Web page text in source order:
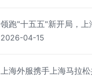
领跑"十五五"新开局，上
2026第一资源人力资源
2026-04-15
上海外服携手上海马拉